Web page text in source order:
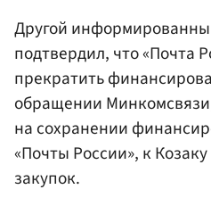
Другой
подтвердил, что «Почта
прекратить
обращении
на сохранении
«Почты России», к
закупок.